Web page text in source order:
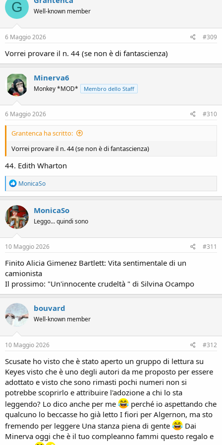
t
i
o
n
s
G Well-known member
6 Maggio 2026 #309
Vorrei provare il n. 44 (se non è di fantascienza)
Minerva6
Monkey *MOD* Membro dello Staff
6 Maggio 2026 #310
Grantenca ha scritto:
Vorrei provare il n. 44 (se non è di fantascienza)
44. Edith Wharton
R
e
a
c
t
i
o
n
s
MonicaSo
MonicaSo
Leggo... quindi sono
10 Maggio 2026 #311
Finito Alicia Gimenez Bartlett: Vita sentimentale di un
camionista
Il prossimo: "Un'innocente crudeltà " di Silvina Ocampo
bouvard
Well-known member
10 Maggio 2026 #312
Scusate ho visto che è stato aperto un gruppo di lettura su
Keyes visto che è uno degli autori da me proposto per essere
adottato e visto che sono rimasti pochi numeri non si
potrebbe scoprirlo e attribuire l'adozione a chi lo sta
leggendo? Lo dico anche per me
perché io aspettando che
qualcuno lo beccasse ho già letto I fiori per Algernon, ma sto
fremendo per leggere Una stanza piena di gente
Dai
Minerva oggi che è il tuo compleanno fammi questo regalo e